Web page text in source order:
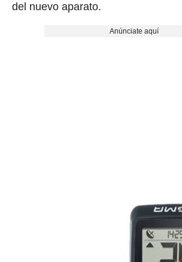
del nuevo aparato.
Anúnciate aquí